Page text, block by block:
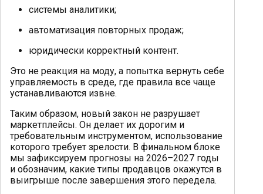
системы аналитики;
автоматизация повторных продаж;
юридически корректный контент.
Это не реакция на моду, а попытка вернуть себе
управляемость в среде, где правила все чаще
устанавливаются извне.
Таким образом, новый закон не разрушает
маркетплейсы. Он делает их дорогим и
требовательным инструментом, использование
которого требует зрелости. В финальном блоке
мы зафиксируем прогнозы на 2026–2027 годы
и обозначим, какие типы продавцов окажутся в
выигрыше после завершения этого передела.